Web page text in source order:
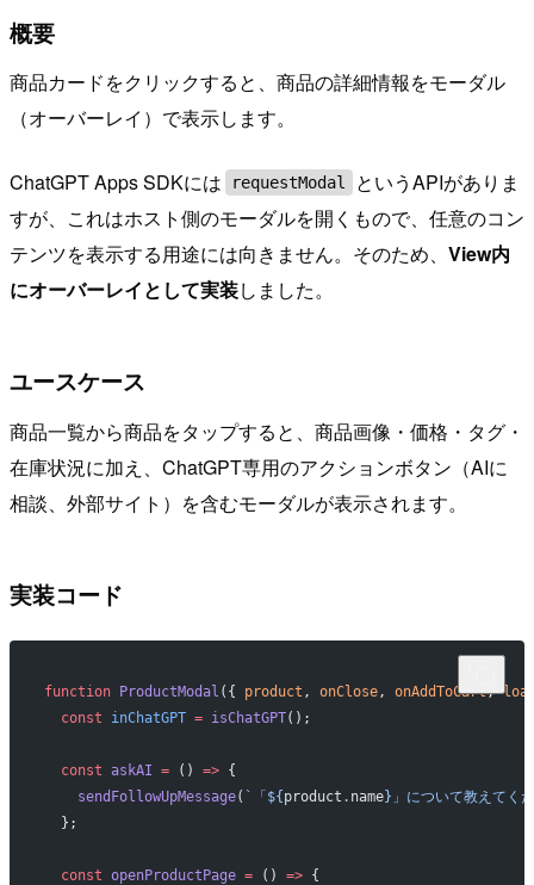
概要
商品カードをクリックすると、商品の詳細情報をモーダル
（オーバーレイ）で表示します。
ChatGPT Apps SDKには requestModal
というAPIがありま
すが、これはホスト側のモーダルを開くもので、任意のコン
テンツを表示する用途には向きません。そのため、 View内
にオーバーレイとして実装しました。
ユースケース
商品一覧から商品をタップすると、商品画像・価格・タグ・
在庫状況に加え、ChatGPT専用のアクションボタン（AIに
相談、外部サイト）を含むモーダルが表示されます。
実装コード
function ProductModal ({ product , onClose, onAddToCart,
  const
inChatGPT = isChatGPT();
  const
askAI = () => {
    sendFollowUpMessage
( `「${product . name}」について教えてく
  };
  const
openProductPage = () => {